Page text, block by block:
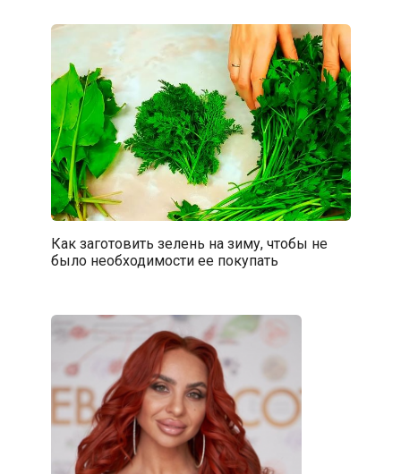
Как заготовить зелень на зиму, чтобы не
было необходимости ее покупать